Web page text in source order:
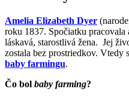
Amelia Elizabeth Dyer
roku 1837. Spočiatku pracovala
láskavá, starostlivá žena. Jej
zostala bez prostriedkov. Vtedy
baby farmingu.
Čo bol baby farming?